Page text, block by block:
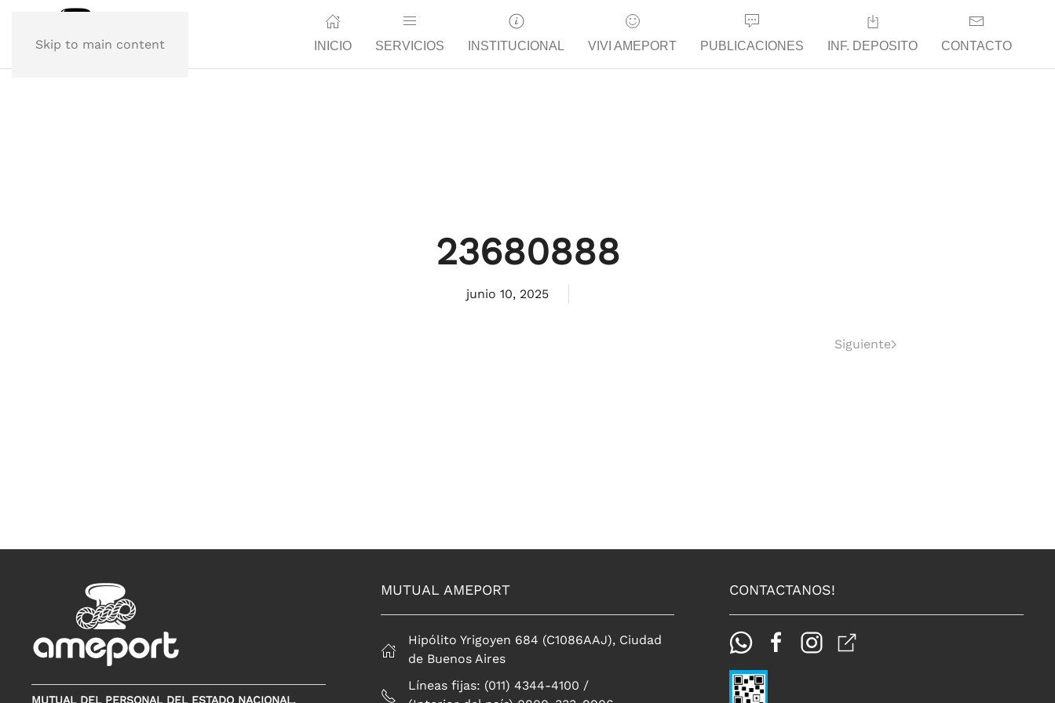
Skip to main content INICIO SERVICIOS INSTITUCIONAL VIVI AMEPORT PUBLICACIONES INF. DEPOSITO CONTACTO
23680888
junio 10, 2025
Siguiente
MUTUAL DEL PERSONAL DEL ESTADO NACIONAL,
MUTUAL AMEPORT
Hipólito Yrigoyen 684 (C1086AAJ), Ciudad
de Buenos Aires
Líneas fijas: (011) 4344-4100 /
CONTACTANOS!